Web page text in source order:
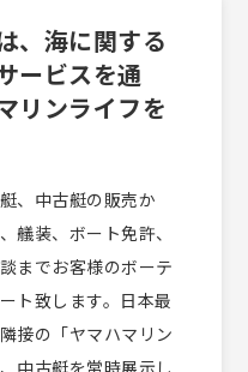
、海に関する
ービスを通
リンライフを
、中古艇の販売か
艤装、ボート免許、
までお客様のボーテ
ト致します。日本最
接の「ヤマハマリン
中古艇を常時展示し